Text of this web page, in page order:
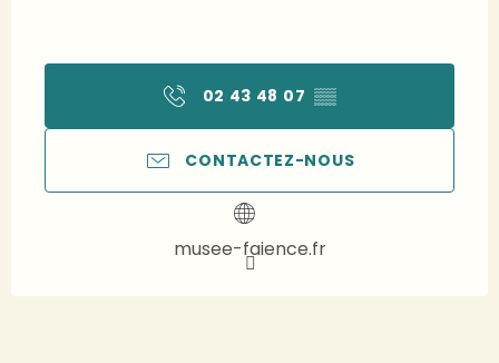
02 43 48 07 ▒▒
CONTACTEZ-NOUS
musee-faience.fr